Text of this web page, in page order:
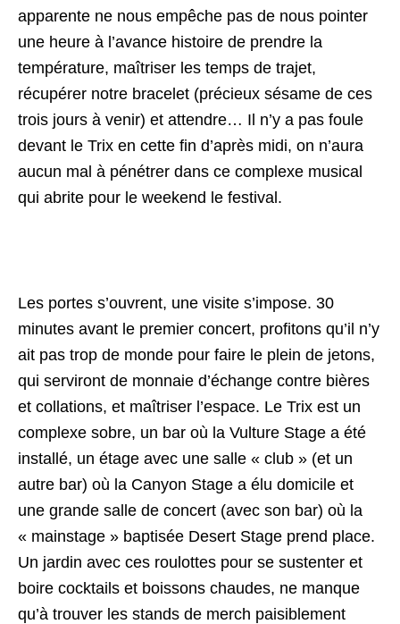
apparente ne nous empêche pas de nous pointer
une heure à l’avance histoire de prendre la
température, maîtriser les temps de trajet,
récupérer notre bracelet (précieux sésame de ces
trois jours à venir) et attendre… Il n’y a pas foule
devant le Trix en cette fin d’après midi, on n’aura
aucun mal à pénétrer dans ce complexe musical
qui abrite pour le weekend le festival.
Les portes s’ouvrent, une visite s’impose. 30
minutes avant le premier concert, profitons qu’il n’y
ait pas trop de monde pour faire le plein de jetons,
qui serviront de monnaie d’échange contre bières
et collations, et maîtriser l’espace. Le Trix est un
complexe sobre, un bar où la Vulture Stage a été
installé, un étage avec une salle « club » (et un
autre bar) où la Canyon Stage a élu domicile et
une grande salle de concert (avec son bar) où la
« mainstage » baptisée Desert Stage prend place.
Un jardin avec ces roulottes pour se sustenter et
boire cocktails et boissons chaudes, ne manque
qu’à trouver les stands de merch paisiblement